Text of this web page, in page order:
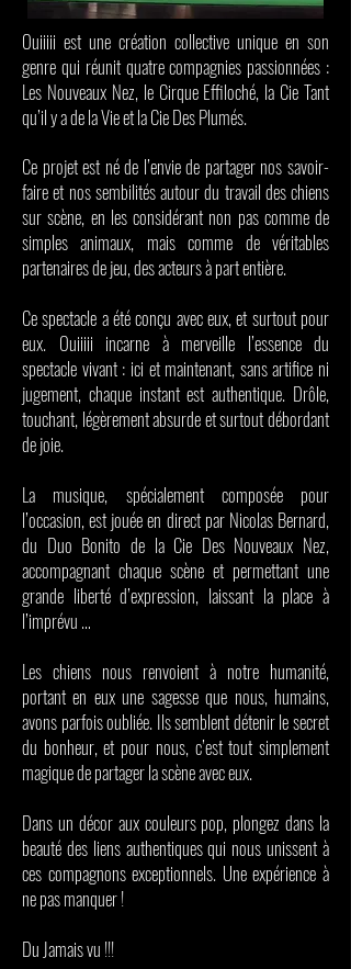
Ouiiiii est une création collective unique en son
genre qui réunit quatre compagnies passionnées :
Les Nouveaux Nez, le Cirque Effiloché, la Cie Tant
qu’il y a de la Vie et la Cie Des Plumés.
Ce projet est né de l’envie de partager nos savoir-
faire et nos sembilités autour du travail des chiens
sur scène, en les considérant non pas comme de
simples animaux, mais comme de véritables
partenaires de jeu, des acteurs à part entière.
Ce spectacle a été conçu avec eux, et surtout pour
eux. Ouiiiii incarne à merveille l’essence du
spectacle vivant : ici et maintenant, sans artifice ni
jugement, chaque instant est authentique. Drôle,
touchant, légèrement absurde et surtout débordant
de joie.
La musique, spécialement composée pour
l’occasion, est jouée en direct par Nicolas Bernard,
du Duo Bonito de la Cie Des Nouveaux Nez,
accompagnant chaque scène et permettant une
grande liberté d’expression, laissant la place à
l’imprévu …
Les chiens nous renvoient à notre humanité,
portant en eux une sagesse que nous, humains,
avons parfois oubliée. Ils semblent détenir le secret
du bonheur, et pour nous, c’est tout simplement
magique de partager la scène avec eux.
Dans un décor aux couleurs pop, plongez dans la
beauté des liens authentiques qui nous unissent à
ces compagnons exceptionnels. Une expérience à
ne pas manquer !
Du Jamais vu !!!